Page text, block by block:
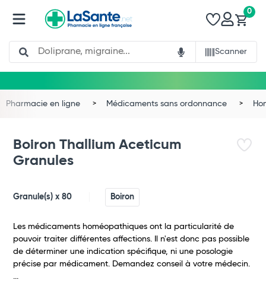
Search
Scanner
0
Pharmacie en ligne Médicaments sans ordonnance
Boiron Thallium Aceticum
Granules
Granule(s) x 80 Boiron
Les médicaments homéopathiques ont la particularité de
pouvoir traiter différentes affections. Il n'est donc pas possible
de déterminer une indication spécifique, ni une posologie
précise par médicament. Demandez conseil à votre médecin.
...